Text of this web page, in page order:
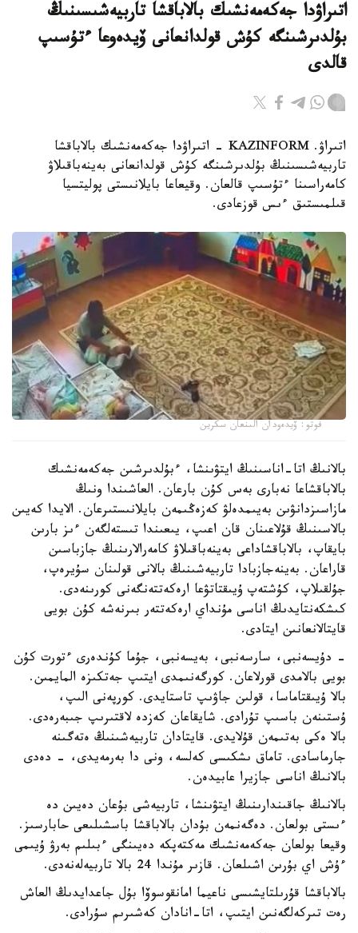
اتىراۋدا جەكەمەنشىك بالاباقشا تاربيەشىسىنىڭ
بۇلدىرشىنگە كۇش قولدانعانى ۆيدەوعا ءتۇسىپ
قالدى
اتىراۋ. KAZINFORM - اتىراۋدا جەكەمەنشىك بالاباقشا
تاربيەشىسىنىڭ بۇلدىرشىنگە كۇش قولدانعانى بەينەباقىلاۋ
كامەراسىنا ءتۇسىپ قالعان. وقيعاعا بايلانىستى پوليتسيا
قىلمىستىق ءىس قوزعادى.
فوتو: ۆيدەودان الىنعان سكرين
بالانىڭ اتا-اناسىنىڭ ايتۋىنشا، ءبۇلدىرشىن جەكەمەنشىك
بالاباقشاعا نەبارى بەس كۇن بارعان. العاشىندا ونىڭ
مازاسىزدانۋىن بەيىمدەلۋ كەزەڭىمەن بايلانىستىرعان. الايدا كەيىن
بالاسىنىڭ قۇلاعىنان قان اعىپ، يىعىندا تىستەلگەن ءىز بارىن
بايقاپ، بالاباقشاداعى بەينەباقىلاۋ كامەرالارىنىڭ جازباسىن
قاراعان. بەينەجازبادا تاربيەشىنىڭ بالانى قولىنان سۇيرەپ،
جۇلقىلاپ، كۇشتەپ ۇيىقتاتۋعا ارەكەتتەنگەنى كورىنەدى.
كىشكەنتايدىڭ اناسى مۇنداي ارەكەتتەر بىرنەشە كۇن بويى
قايتالانعانىن ايتادى.
- دۇيسەنبى، سارسەنبى، بەيسەنبى، جۇما كۇندەرى ءتورت كۇن
بويى بالامدى قورلاعان. كورگەنىمدى ايتىپ جەتكىزە المايمىن.
بالا ۇيىقتاماسا، قولىن جاۋىپ تاستايدى. كورپەنى الىپ،
ۇستىنەن باسىپ تۇرادى. شايقاعان كەزدە لاقتىرىپ جىبەرەدى.
بالا ەكى بەتىمەن قۇلايدى. قايتادان تاربيەشىنىڭ ەتەگىنە
جارماسادى. تاماق ىشكىسى كەلسە، ونى دا بەرمەيدى، - دەدى
بالانىڭ اناسى جازيرا عابيدەن.
بالانىڭ جاقىندارىنىڭ ايتۋىنشا، تاربيەشى بۇعان دەيىن دە
ءىستى بولعان. دەگەنمەن بۇدان بالاباقشا باسشىلىعى حابارسىز.
وقيعا بولعان جەكەمەنشىك مەكتەپكە دەيىنگى ءبىلىم بەرۋ ۇيىمى
ءۇش اي بۇرىن اشىلعان. قازىر مۇندا 24 بالا تاربيەلەنەدى.
بالاباقشا قۇرىلتايشىسى ناعيما امانقوسوۆا بۇل جاعدايدىڭ العاش
رەت تىركەلگەنىن ايتىپ، اتا-انادان كەشىرىم سۇرادى.